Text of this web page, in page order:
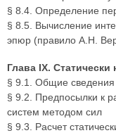
§ 8.4. Определение
§ 8.5. Вычисление
эпюр (правило А.Н.
Глава IX.
§ 9.1. Общие сведения
§ 9.2. Предпосылки к
систем методом сил
§ 9.3. Расчет